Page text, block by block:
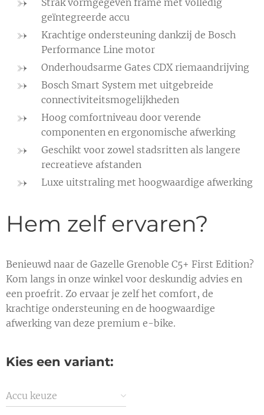
geïntegreerde accu
Krachtige ondersteuning dankzij de Bosch
Performance Line motor
Onderhoudsarme Gates CDX riemaandrijving
Bosch Smart System met uitgebreide
connectiviteitsmogelijkheden
Hoog comfortniveau door verende
componenten en ergonomische afwerking
Geschikt voor zowel stadsritten als langere
recreatieve afstanden
Luxe uitstraling met hoogwaardige afwerking
Hem zelf ervaren?
Benieuwd naar de Gazelle Grenoble C5+ First Edition?
Kom langs in onze winkel voor deskundig advies en
een proefrit. Zo ervaar je zelf het comfort, de
krachtige ondersteuning en de hoogwaardige
afwerking van deze premium e-bike.
Kies een variant:
Accu keuze